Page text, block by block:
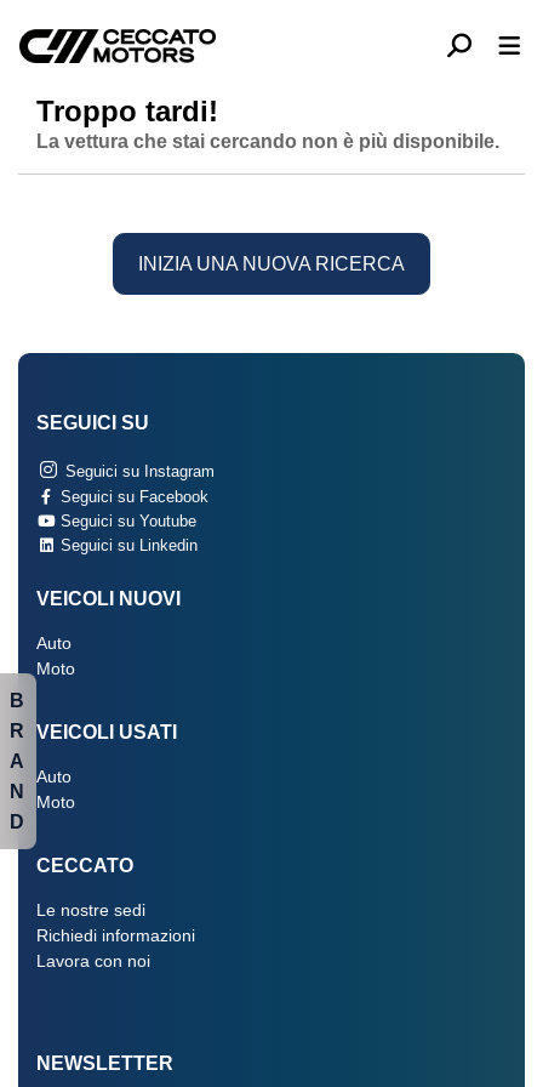
Troppo tardi!
La vettura che stai cercando non è più disponibile.
INIZIA UNA NUOVA RICERCA
SEGUICI SU
Seguici su Instagram
Seguici su Facebook
Seguici su Youtube
Seguici su Linkedin
VEICOLI NUOVI
Auto
Moto
VEICOLI USATI
Auto
Moto
CECCATO
Le nostre sedi
Richiedi informazioni
Lavora con noi
NEWSLETTER
B
R
A
N
D